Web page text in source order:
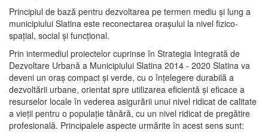
Principiul de bază pentru dezvoltarea pe termen mediu şi lung a
municipiului Slatina este reconectarea oraşului la nivel fizico-
spaţial, social şi funcţional.
Prin intermediul proiectelor cuprinse în Strategia Integrată de
Dezvoltare Urbană a Municipiului Slatina 2014 - 2020 Slatina va
deveni un oraş compact şi verde, cu o înţelegere durabilă a
dezvoltării urbane, orientat spre utilizarea eficientă şi eficace a
resurselor locale în vederea asigurării unui nivel ridicat de calitate
a vieţii pentru o populaţie tânără, cu un nivel ridicat de pregătire
profesională. Principalele aspecte urmărite în acest sens sunt: